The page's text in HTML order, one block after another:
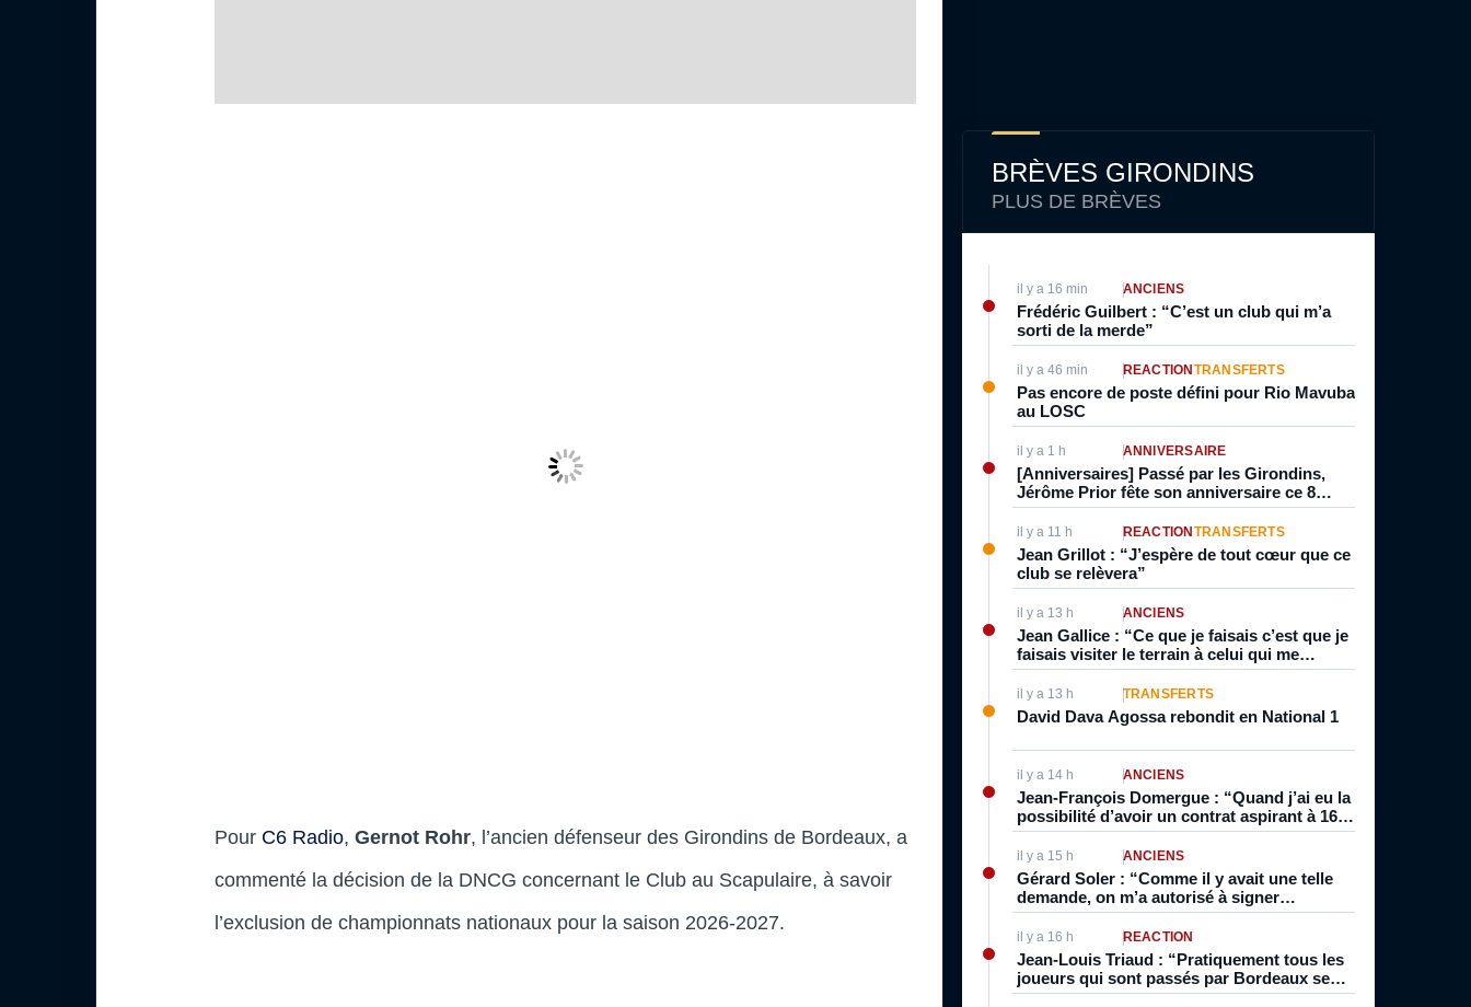
Pour C6 Radio, Gernot Rohr, l’ancien défenseur des Girondins de Bordeaux, a
commenté la décision de la DNCG concernant le Club au Scapulaire, à savoir
l’exclusion de championnats nationaux pour la saison 2026-2027.
BRÈVES GIRONDINS
PLUS DE BRÈVES
il y a 16 min ANCIENS
Frédéric Guilbert : “C’est un club qui m’a
sorti de la merde”
il y a 46 min RÉACTION TRANSFERTS
Pas encore de poste défini pour Rio Mavuba
au LOSC
il y a 1 h ANNIVERSAIRE
[Anniversaires] Passé par les Girondins,
Jérôme Prior fête son anniversaire ce 8
Août. François Remetter et Roger Plante
l’auraient également fêté
il y a 11 h RÉACTION TRANSFERTS
Jean Grillot : “J’espère de tout cœur que ce
club se relèvera”
il y a 13 h ANCIENS
Jean Gallice : “Ce que je faisais c’est que je
faisais visiter le terrain à celui qui me
marquait parce qu’à l’époque c’était souvent
de l’individuel”
il y a 13 h TRANSFERTS
David Dava Agossa rebondit en National 1
il y a 14 h ANCIENS
Jean-François Domergue : “Quand j’ai eu la
possibilité d’avoir un contrat aspirant à 16
ans, inévitablement je pensais à être pro. Je
vivais foot, je dormais foot”
il y a 15 h ANCIENS
Gérard Soler : “Comme il y avait une telle
demande, on m’a autorisé à signer
professionnel directement. Normalement,
on était stagiaire et pro après”
il y a 16 h RÉACTION
Jean-Louis Triaud : “Pratiquement tous les
joueurs qui sont passés par Bordeaux se
sont intéressés au vin”